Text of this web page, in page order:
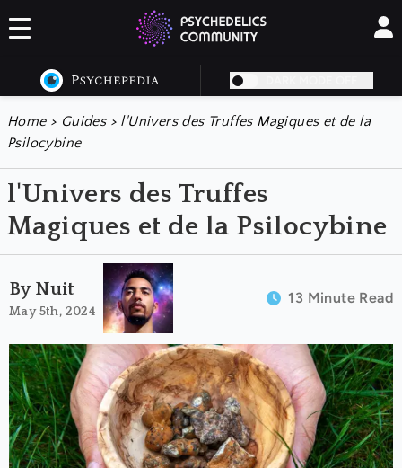
Home > Guides> l'Univers des Truffes Magiques et de la
Psilocybine
l'Univers des Truffes
Magiques et de la Psilocybine
By Nuit
May 5th, 2024
13 Minute Read